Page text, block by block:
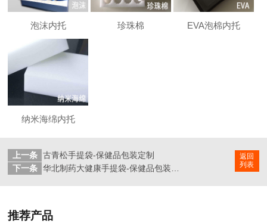
泡沫内托 珍珠棉 EVA泡棉内托
纳米海绵内托
返回
列表
上一条 古青松手提袋-保健品包装定制
下一条
华北制药大健康手提袋-保健品包装定制
推荐产品